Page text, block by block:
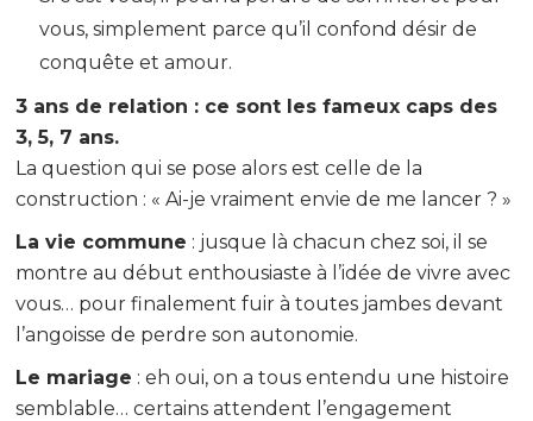
vous, simplement parce qu’il confond désir de
conquête et amour.
3 ans de relation : ce sont les fameux caps des
3, 5, 7 ans.
La question qui se pose alors est celle de la
construction : « Ai-je vraiment envie de me lancer ? »
La vie commune : jusque là chacun chez soi, il se
montre au début enthousiaste à l’idée de vivre avec
vous… pour finalement fuir à toutes jambes devant
l’angoisse de perdre son autonomie.
Le mariage : eh oui, on a tous entendu une histoire
semblable… certains attendent l’engagement